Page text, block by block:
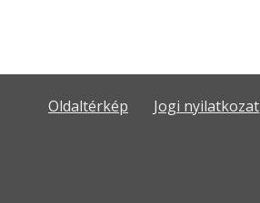
Oldaltérkép Jogi nyilatkozat